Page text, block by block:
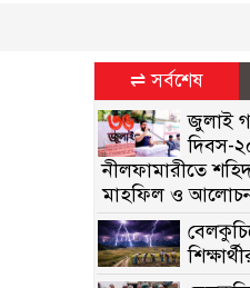
⇌ সর্বশেষ
জুলাই
দিবস-
নীলফামারীতে
মাহফিল ও